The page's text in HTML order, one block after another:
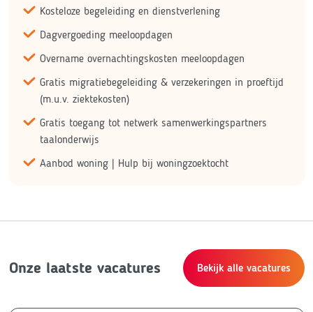
Kosteloze begeleiding en dienstverlening
Dagvergoeding meeloopdagen
Overname overnachtingskosten meeloopdagen
Gratis migratiebegeleiding & verzekeringen in proeftijd
(m.u.v. ziektekosten)
Gratis toegang tot netwerk samenwerkingspartners
taalonderwijs
Aanbod woning | Hulp bij woningzoektocht
Onze laatste vacatures Bekijk alle vacatures